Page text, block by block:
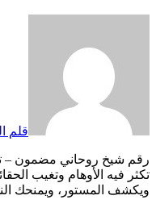
قلم
رقم شيخ روحاني مضمون – تواصل فورًا لحل مشكلتك في عالم
تكثر فيه الأوهام وتغيب
ويكشف المستور، ويمنحك